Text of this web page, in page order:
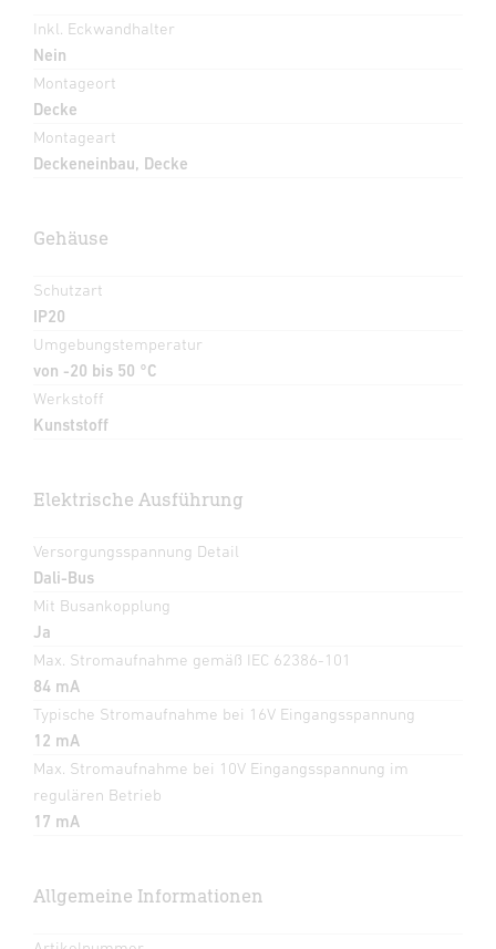
Inkl. Eckwandhalter
Nein
Montageort
Decke
Montageart
Deckeneinbau, Decke
Gehäuse
Schutzart
IP20
Umgebungstemperatur
von -20 bis 50 °C
Werkstoff
Kunststoff
Elektrische Ausführung
Versorgungsspannung Detail
Dali-Bus
Mit Busankopplung
Ja
Max. Stromaufnahme gemäß IEC 62386-101
84 mA
Typische Stromaufnahme bei 16V Eingangsspannung
12 mA
Max. Stromaufnahme bei 10V Eingangsspannung im
regulären Betrieb
17 mA
Allgemeine Informationen